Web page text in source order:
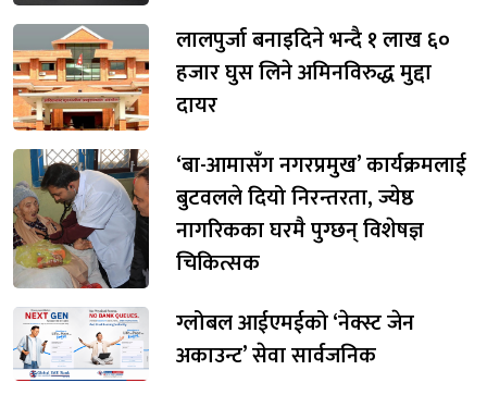
लालपुर्जा बनाइदिने भन्दै १ लाख ६०
हजार घुस लिने अमिनविरुद्ध मुद्दा
दायर
‘बा-आमासँग नगरप्रमुख’ कार्यक्रमलाई
बुटवलले दियो निरन्तरता, ज्येष्ठ
नागरिकका घरमै पुग्छन् विशेषज्ञ
चिकित्सक
ग्लोबल आईएमईको ‘नेक्स्ट जेन
अकाउन्ट’ सेवा सार्वजनिक